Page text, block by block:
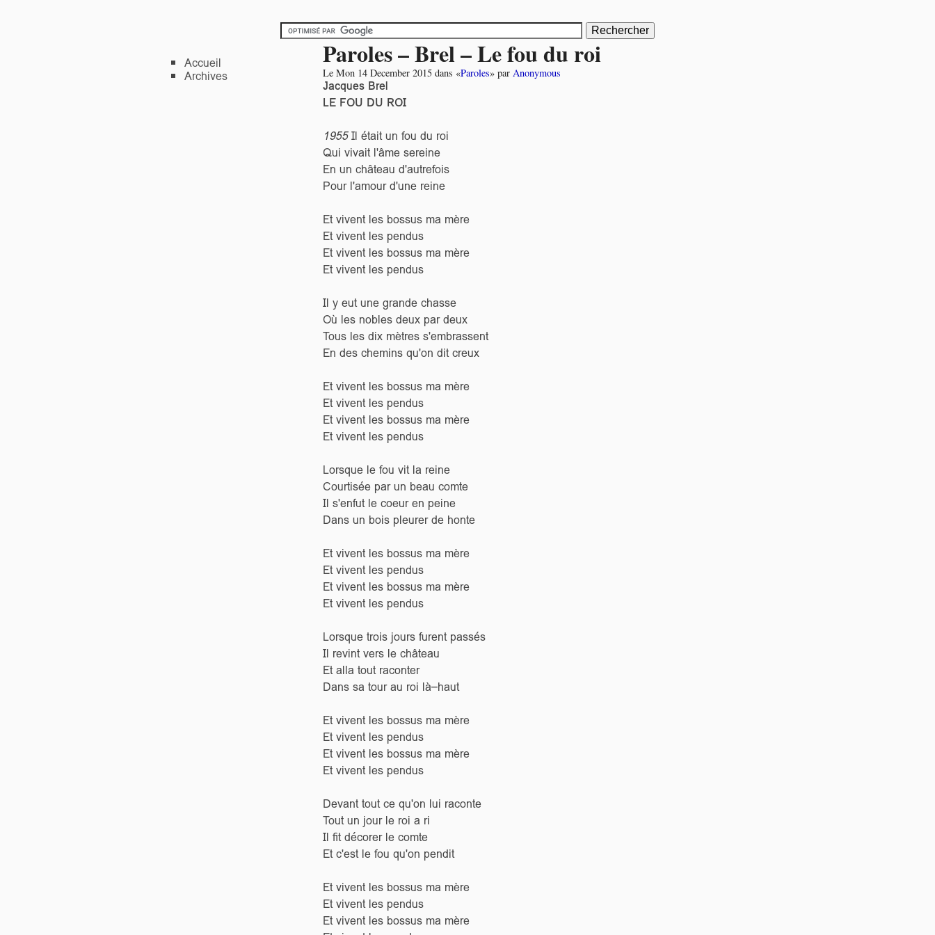
Paroles – Brel – Le fou du roi
Le Mon 14 December 2015dans «Paroles» par Anonymous
Jacques Brel
LE FOU DU ROI
1955Il était un fou du roi
Qui vivait l'âme sereine
En un château d'autrefois
Pour l'amour d'une reine
Et vivent les bossus ma mère
Et vivent les pendus
Et vivent les bossus ma mère
Et vivent les pendus
Il y eut une grande chasse
Où les nobles deux par deux
Tous les dix mètres s'embrassent
En des chemins qu'on dit creux
Et vivent les bossus ma mère
Et vivent les pendus
Et vivent les bossus ma mère
Et vivent les pendus
Lorsque le fou vit la reine
Courtisée par un beau comte
Il s'enfut le coeur en peine
Dans un bois pleurer de honte
Et vivent les bossus ma mère
Et vivent les pendus
Et vivent les bossus ma mère
Et vivent les pendus
Lorsque trois jours furent passés
Il revint vers le château
Et alla tout raconter
Dans sa tour au roi là–haut
Et vivent les bossus ma mère
Et vivent les pendus
Et vivent les bossus ma mère
Et vivent les pendus
Devant tout ce qu'on lui raconte
Tout un jour le roi a ri
Il fit décorer le comte
Et c'est le fou qu'on pendit
Et vivent les bossus ma mère
Et vivent les pendus
Et vivent les bossus ma mère
Accueil
Archives